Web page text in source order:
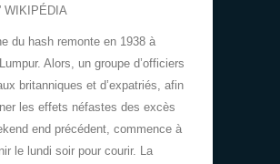
WIKIPÉDIA
du hash remonte en 1938 à
Alors, un groupe d’officiers
britanniques et d’expatriés, afin
les effets néfastes des excès
end précédent, commence à
le lundi soir pour courir. La